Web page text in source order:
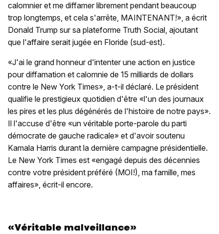
calomnier et me diffamer librement pendant beaucoup
trop longtemps, et cela s'arrête, MAINTENANT!», a écrit
Donald Trump sur sa plateforme Truth Social, ajoutant
que l'affaire serait jugée en Floride (sud-est).
«J'ai le grand honneur d'intenter une action en justice
pour diffamation et calomnie de 15 milliards de dollars
contre le New York Times», a-t-il déclaré. Le président
qualifie le prestigieux quotidien d'être «l'un des journaux
les pires et les plus dégénérés de l'histoire de notre pays».
Il l'accuse d'être «un véritable porte-parole du parti
démocrate de gauche radicale» et d'avoir soutenu
Kamala Harris durant la dernière campagne présidentielle.
Le New York Times est «engagé depuis des décennies
contre votre président préféré (MOI!), ma famille, mes
affaires», écrit-il encore.
«Véritable malveillance»